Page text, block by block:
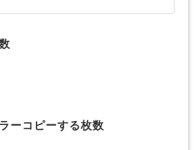
ーコピーする枚数